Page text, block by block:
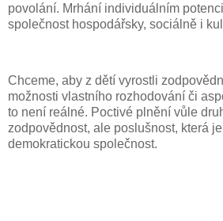
povolání. Mrhání individuálním
společnost hospodářsky, sociálně i
Chceme, aby z dětí vyrostli
možnosti vlastního rozhodování či
to není reálné. Poctivé plnění vůle
zodpovědnost, ale poslušnost, která
demokratickou společnost.